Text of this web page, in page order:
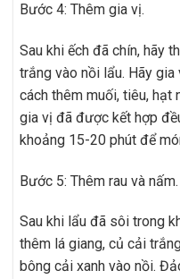
Bước 4: Thêm gia vị.
Sau khi ếch đã chín, hãy
trắng vào nồi lẩu. Hãy
cách thêm muối, tiêu, hạt
gia vị đã được kết hợp
khoảng 15-20 phút để
Bước 5: Thêm rau và nấm.
Sau khi lẩu đã sôi trong
thêm lá giang, củ cải
bông cải xanh vào nồi.